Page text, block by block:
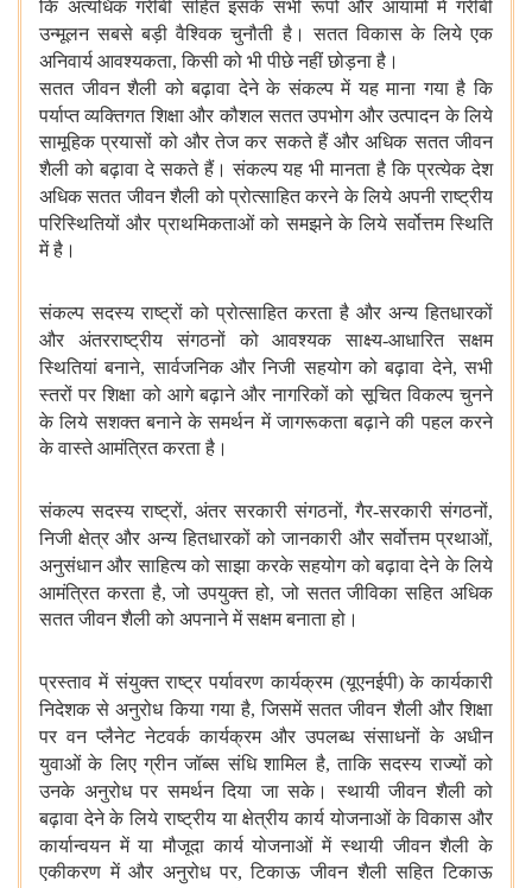
कि अत्यधिक गरीबी सहित इसके सभी रूपों और आयामों में गरीबी
उन्मूलन सबसे बड़ी वैश्विक चुनौती है। सतत विकास के लिये एक
अनिवार्य आवश्यकता,किसी को भी पीछे नहीं छोड़ना है।
सतत जीवन शैली को बढ़ावा देने के संकल्प में यह माना गया है कि
पर्याप्त व्यक्तिगत शिक्षा और कौशल सतत उपभोग और उत्पादन के लिये
सामूहिक प्रयासों को और तेज कर सकते हैं और अधिक सतत जीवन
शैली को बढ़ावा दे सकते हैं। संकल्प यह भी मानता है कि प्रत्येक देश
अधिक सतत जीवन शैली को प्रोत्साहित करने के लिये अपनी राष्ट्रीय
परिस्थितियों और प्राथमिकताओं को समझने के लिये सर्वोत्तम स्थिति
में है।
संकल्प सदस्य राष्ट्रों को प्रोत्साहित करता है और अन्य हितधारकों
और अंतरराष्ट्रीय
संगठनों को आवश्यक साक्ष्य-आधारित सक्षम
स्थितियां बनाने,सार्वजनिक और निजी सहयोग को बढ़ावा देने,सभी
स्तरों पर शिक्षा को आगे बढ़ाने और नागरिकों को सूचित विकल्प चुनने
के लिये सशक्त बनाने के समर्थन में जागरूकता बढ़ाने की पहल करने
के वास्ते आमंत्रित करता है।
संकल्प सदस्य राष्ट्रों, अंतर सरकारी संगठनों,गैर-सरकारी संगठनों,
निजी क्षेत्र और अन्य हितधारकों को जानकारी और सर्वोत्तम प्रथाओं,
अनुसंधान और साहित्य को साझा करके सहयोग को बढ़ावा देने के लिये
आमंत्रित करता है,जो उपयुक्त हो,जो सतत जीविका सहित अधिक
सतत जीवन शैली को अपनाने में सक्षम बनाता हो।
प्रस्ताव में संयुक्त राष्ट्र पर्यावरण कार्यक्रम (यूएनईपी) के कार्यकारी
निदेशक से अनुरोध किया गया है,जिसमें सतत जीवन शैली और शिक्षा
पर वन प्लैनेट नेटवर्क कार्यक्रम और उपलब्ध संसाधनों के अधीन
युवाओं के लिए ग्रीन जॉब्स संधि शामिल है,ताकि सदस्य राज्यों को
उनके अनुरोध पर समर्थन दिया जा सके।
स्थायी जीवन शैली को
बढ़ावा देने के लिये राष्ट्रीय या क्षेत्रीय कार्य योजनाओं के विकास और
कार्यान्वयन में या मौजूदा कार्य योजनाओं में स्थायी जीवन शैली के
एकीकरण में और अनुरोध पर,टिकाऊ जीवन शैली सहित टिकाऊ